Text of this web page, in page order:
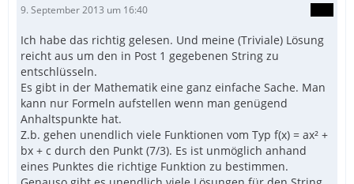
9. September 2013 um 16:40
Ich habe das richtig gelesen. Und meine (Triviale) Lösung
reicht aus um den in Post 1 gegebenen String zu
entschlüsseln.
Es gibt in der Mathematik eine ganz einfache Sache. Man
kann nur Formeln aufstellen wenn man genügend
Anhaltspunkte hat.
Z.b. gehen unendlich viele Funktionen vom Typ f(x) = ax² +
bx + c durch den Punkt (7/3). Es ist unmöglich anhand
eines Punktes die richtige Funktion zu bestimmen.